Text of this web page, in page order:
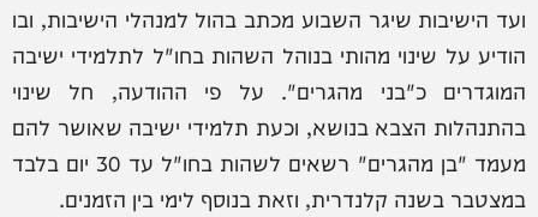
ועד הישיבות שיגר השבוע מכתב בהול למנהלי הישיבות, ובו
הודיע על שינוי מהותי בנוהל השהות בחו"ל לתלמידי ישיבה
המוגדרים כ"בני מהגרים". על פי ההודעה, חל שינוי
בהתנהלות הצבא בנושא, וכעת תלמידי ישיבה שאושר להם
מעמד "בן מהגרים" רשאים לשהות בחו"ל עד 30 יום בלבד
במצטבר בשנה קלנדרית, וזאת בנוסף לימי בין הזמנים.